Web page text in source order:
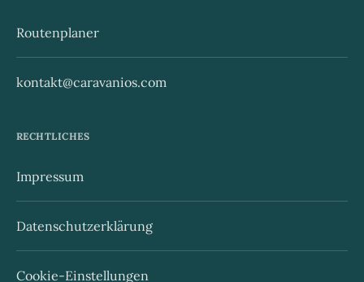
Routenplaner
kontakt@caravanios.com
RECHTLICHES
Impressum
Datenschutzerklärung
Cookie-Einstellungen